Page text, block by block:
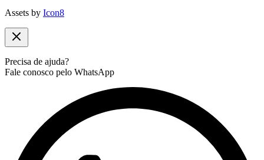
Assets by Icon8
Precisa de ajuda?
Fale conosco pelo WhatsApp